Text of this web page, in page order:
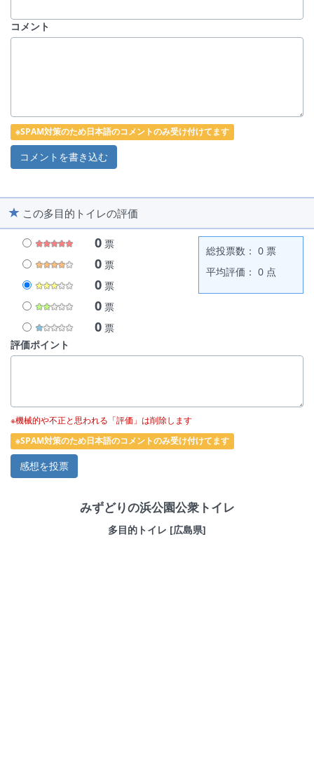
コメント
※SPAM対策のため日本語のコメントのみ受け付けてます
この多目的トイレの評価
0 票
0 票
0 票
0 票
0 票
総投票数： 0 票
平均評価： 0 点
評価ポイント
※機械的や不正と思われる「評価」は削除します
※SPAM対策のため日本語のコメントのみ受け付けてます
みずどりの浜公園公衆トイレ
多目的トイレ [広島県]